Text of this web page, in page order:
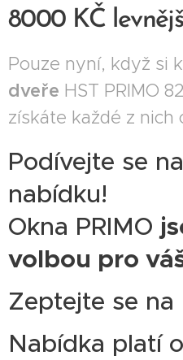
8000 KČ
Pouze nyní, když si
dveře HST PRIMO 82
získáte každé z nich
Podívejte se
nabídku!
Okna PRIMO
volbou pro
Zeptejte se
Nabídka platí